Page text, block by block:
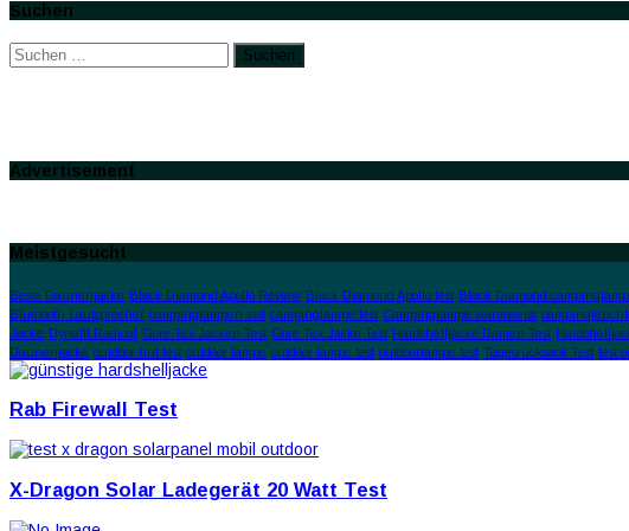
Suchen
Suchen
nach:
Advertisement
Meistgesucht
Beste Daunenjacke Black Diamond Apollo Review Black Diamond Apollo test Black Diamond
Bluetooth Lautsprecher campinglampen test campinglampe test Campinglampe warmweiss
Jacke Dynafit Radical Gore Tex Jacken Test Gore Tex Jacke Test Hardshelljacke Damen Test
Daunenjacke outdoor hut test outdoor lampe outdoor lampe test outdoorlampe test Tagesrucksack Test test
Rab Firewall Test
X-Dragon Solar Ladegerät 20 Watt Test